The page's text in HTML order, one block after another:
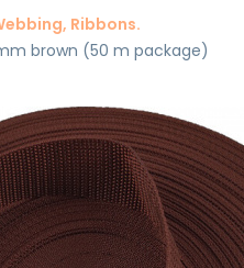
Ribbons.
brown (50 m package)